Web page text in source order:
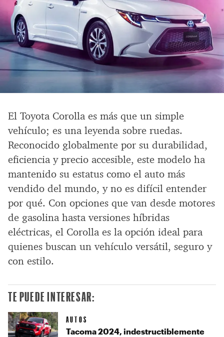
El Toyota Corolla es más que un simple
vehículo; es una leyenda sobre ruedas.
Reconocido globalmente por su durabilidad,
eficiencia y precio accesible, este modelo ha
mantenido su estatus como el auto más
vendido del mundo, y no es difícil entender
por qué. Con opciones que van desde motores
de gasolina hasta versiones híbridas
eléctricas, el Corolla es la opción ideal para
quienes buscan un vehículo versátil, seguro y
con estilo.
TE PUEDE INTERESAR:
AUTOS
Tacoma 2024, indestructiblemente